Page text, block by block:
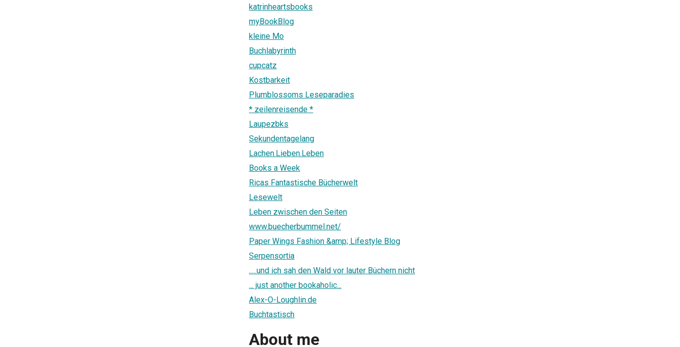
katrinheartsbooks
myBookBlog
kleine Mo
Buchlabyrinth
cupcatz
Kostbarkeit
Plumblossoms Leseparadies
* zeilenreisende *
Laupezbks
Sekundentagelang
Lachen.Lieben.Leben
Books a Week
Ricas Fantastische Bücherwelt
Lesewelt
Leben zwischen den Seiten
www.buecherbummel.net/
Paper Wings Fashion &amp; Lifestyle Blog
Serpensortia
.....und ich sah den Wald vor lauter Büchern nicht
... just another bookaholic...
Alex-O-Loughlin.de
Buchtastisch
About me